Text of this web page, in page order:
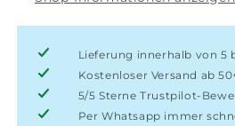
Lieferung innerhalb von 5
Kostenloser Versand ab
5/5 Sterne Trustpilot-
Per Whatsapp immer